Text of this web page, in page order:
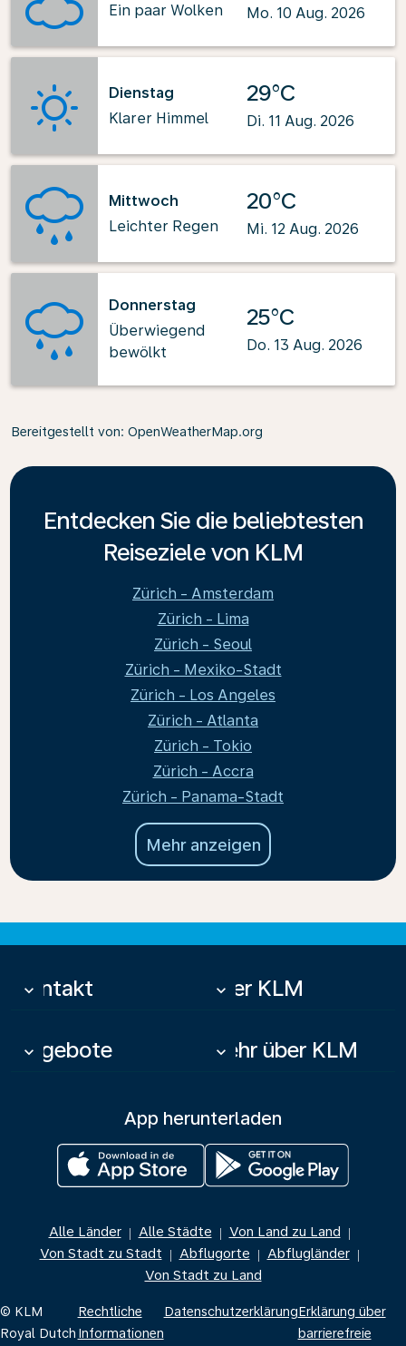
Ein paar Wolken
Mo. 10 Aug. 2026
Dienstag
Klarer Himmel
29°C
Di. 11 Aug. 2026
Mittwoch
Leichter Regen
20°C
Mi. 12 Aug. 2026
Donnerstag
Überwiegend
bewölkt
25°C
Do. 13 Aug. 2026
Bereitgestellt von: OpenWeatherMap.org
Entdecken Sie die beliebtesten
Reiseziele von KLM
Zürich - Amsterdam
Zürich - Lima
Zürich - Seoul
Zürich - Mexiko-Stadt
Zürich - Los Angeles
Zürich - Atlanta
Zürich - Tokio
Zürich - Accra
Zürich - Panama-Stadt
Mehr anzeigen
Kontakt
keyboard_arrow_down Über KLM
keyboard_arrow_down
Angebote
keyboard_arrow_down Mehr über KLM
keyboard_arrow_down
App herunterladen
Alle Länder | Alle Städte | Von Land zu Land |
Von Stadt zu Stadt | Abflugorte | Abflugländer |
Von Stadt zu Land
© KLM
Royal Dutch
Rechtliche
Informationen
DatenschutzerklärungErklärung über
barrierefreie